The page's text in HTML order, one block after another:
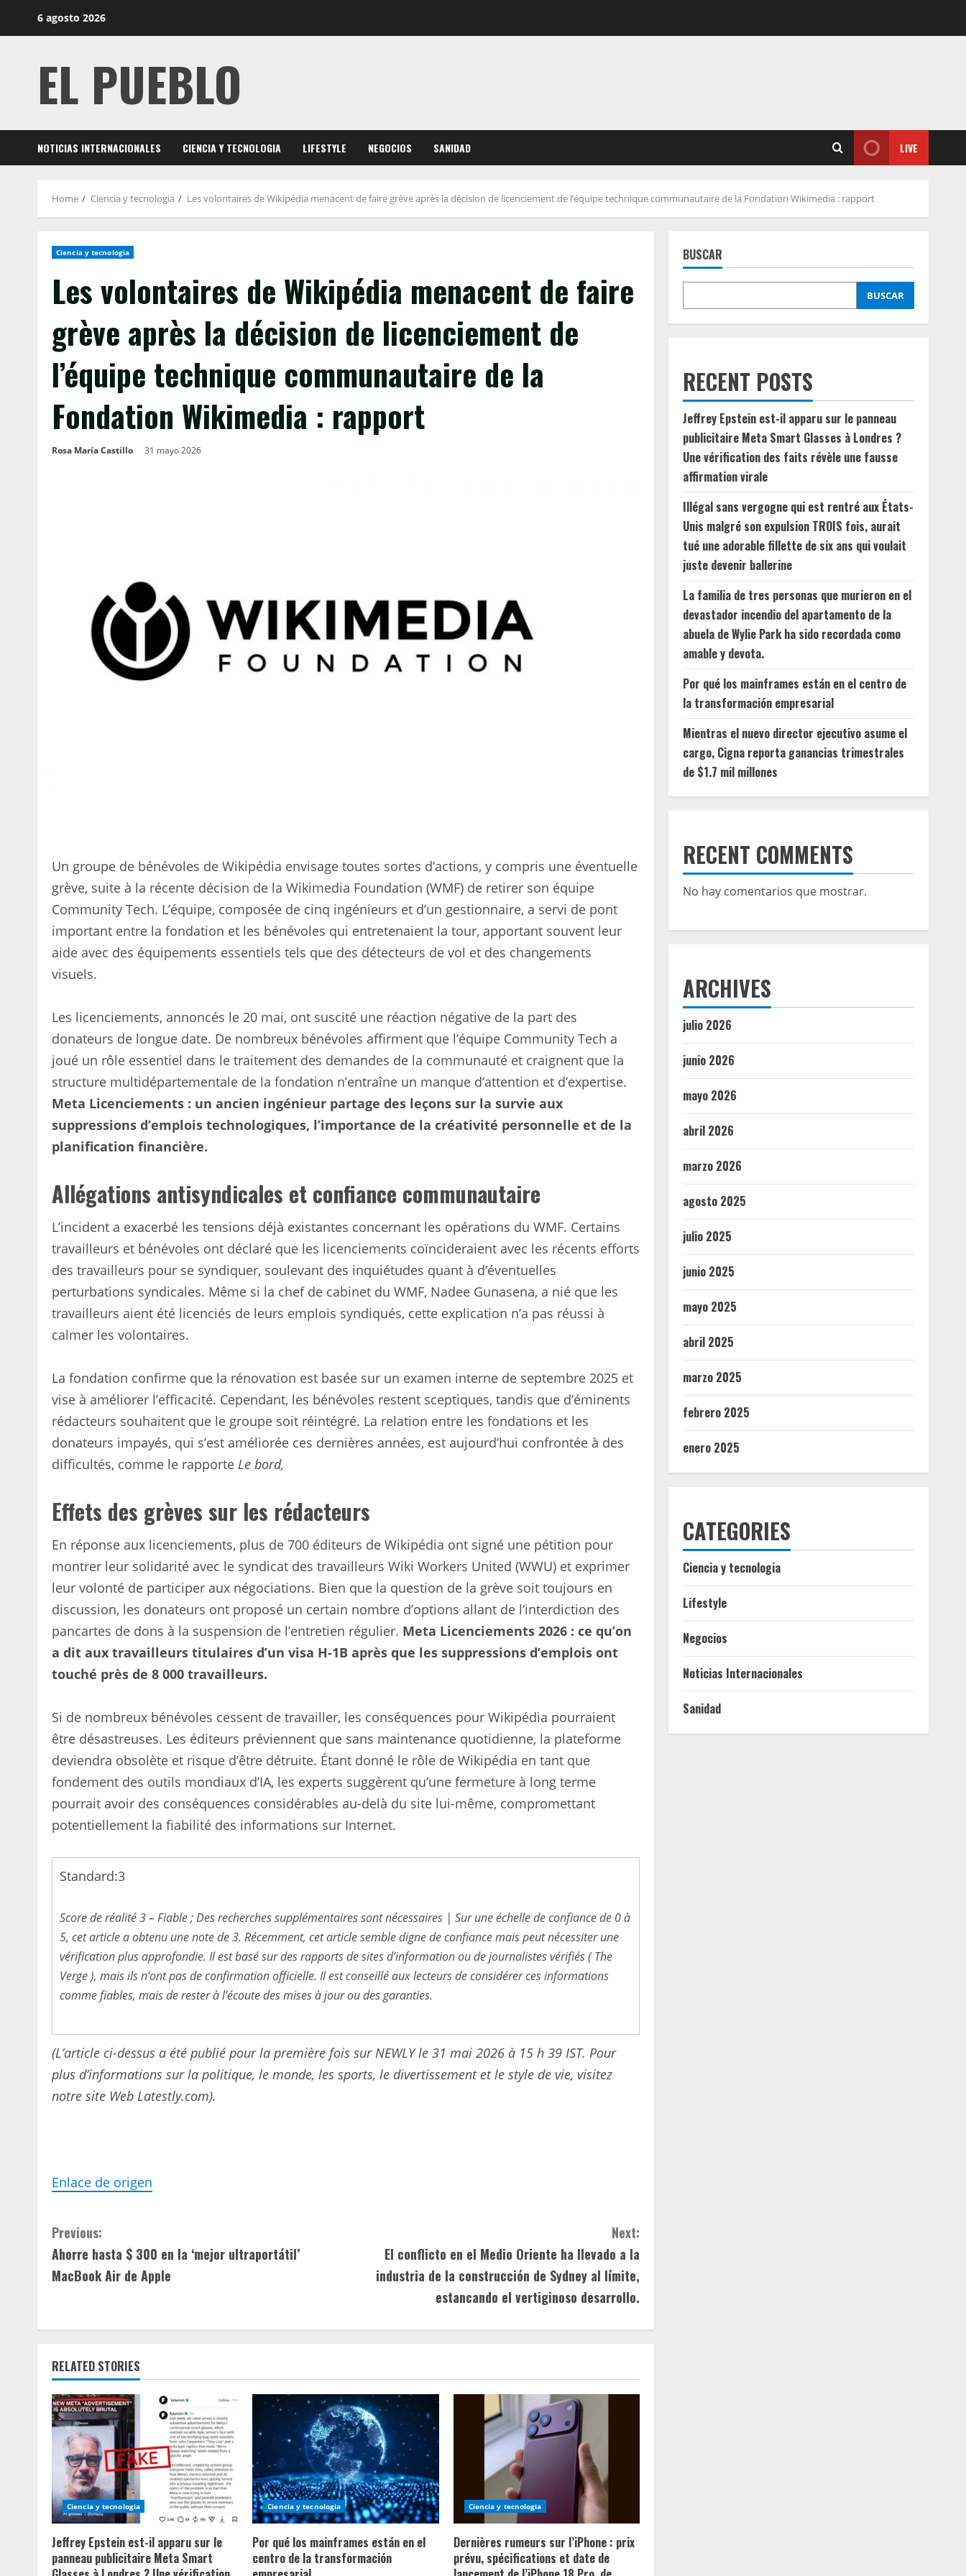
6 agosto 2026
EL PUEBLO
NOTICIAS INTERNACIONALES CIENCIA Y TECNOLOGIA LIFESTYLE NEGOCIOS SANIDAD LIVE
Home Ciencia y tecnologia Les volontaires de Wikipédia menacent de faire grève après la décision de licenciement de l’équipe technique communautaire de la Fondation Wikimedia : rapport
Ciencia y tecnologia
Les volontaires de Wikipédia menacent de faire
grève après la décision de licenciement de
l’équipe technique communautaire de la
Fondation Wikimedia : rapport
Rosa María Castillo 31 mayo 2026
Un groupe de bénévoles de Wikipédia envisage toutes sortes d’actions, y compris une éventuelle
grève, suite à la récente décision de la Wikimedia Foundation (WMF) de retirer son équipe
Community Tech. L’équipe, composée de cinq ingénieurs et d’un gestionnaire, a servi de pont
important entre la fondation et les bénévoles qui entretenaient la tour, apportant souvent leur
aide avec des équipements essentiels tels que des détecteurs de vol et des changements
visuels.
Les licenciements, annoncés le 20 mai, ont suscité une réaction négative de la part des
donateurs de longue date. De nombreux bénévoles affirment que l’équipe Community Tech a
joué un rôle essentiel dans le traitement des demandes de la communauté et craignent que la
structure multidépartementale de la fondation n’entraîne un manque d’attention et d’expertise.
Meta Licenciements : un ancien ingénieur partage des leçons sur la survie aux
suppressions d’emplois technologiques, l’importance de la créativité personnelle et de la
planification financière.
Allégations antisyndicales et confiance communautaire
L’incident a exacerbé les tensions déjà existantes concernant les opérations du WMF. Certains
travailleurs et bénévoles ont déclaré que les licenciements coïncideraient avec les récents efforts
des travailleurs pour se syndiquer, soulevant des inquiétudes quant à d’éventuelles
perturbations syndicales. Même si la chef de cabinet du WMF, Nadee Gunasena, a nié que les
travailleurs aient été licenciés de leurs emplois syndiqués, cette explication n’a pas réussi à
calmer les volontaires.
La fondation confirme que la rénovation est basée sur un examen interne de septembre 2025 et
vise à améliorer l’efficacité. Cependant, les bénévoles restent sceptiques, tandis que d’éminents
rédacteurs souhaitent que le groupe soit réintégré. La relation entre les fondations et les
donateurs impayés, qui s’est améliorée ces dernières années, est aujourd’hui confrontée à des
difficultés, comme le rapporte Le bord,
Effets des grèves sur les rédacteurs
En réponse aux licenciements, plus de 700 éditeurs de Wikipédia ont signé une pétition pour
montrer leur solidarité avec le syndicat des travailleurs Wiki Workers United (WWU) et exprimer
leur volonté de participer aux négociations. Bien que la question de la grève soit toujours en
discussion, les donateurs ont proposé un certain nombre d’options allant de l’interdiction des
pancartes de dons à la suspension de l’entretien régulier. Meta Licenciements 2026 : ce qu’on
a dit aux travailleurs titulaires d’un visa H-1B après que les suppressions d’emplois ont
touché près de 8 000 travailleurs.
Si de nombreux bénévoles cessent de travailler, les conséquences pour Wikipédia pourraient
être désastreuses. Les éditeurs préviennent que sans maintenance quotidienne, la plateforme
deviendra obsolète et risque d’être détruite. Étant donné le rôle de Wikipédia en tant que
fondement des outils mondiaux d’IA, les experts suggèrent qu’une fermeture à long terme
pourrait avoir des conséquences considérables au-delà du site lui-même, compromettant
potentiellement la fiabilité des informations sur Internet.
Standard:3
Score de réalité 3 – Fiable ; Des recherches supplémentaires sont nécessaires | Sur une échelle de confiance de 0 à
5, cet article a obtenu une note de 3. Récemment, cet article semble digne de confiance mais peut nécessiter une
vérification plus approfondie. Il est basé sur des rapports de sites d’information ou de journalistes vérifiés ( The
Verge ), mais ils n’ont pas de confirmation officielle. Il est conseillé aux lecteurs de considérer ces informations
comme fiables, mais de rester à l’écoute des mises à jour ou des garanties.
(L’article ci-dessus a été publié pour la première fois sur NEWLY le 31 mai 2026 à 15 h 39 IST. Pour
plus d’informations sur la politique, le monde, les sports, le divertissement et le style de vie, visitez
notre site Web Latestly.com).
Enlace de origen
C
o
t
i
n
u
R
e
a
d
Previous:
Ahorre hasta $ 300 en la ‘mejor ultraportátil’
MacBook Air de Apple
Next:
El conflicto en el Medio Oriente ha llevado a la
industria de la construcción de Sydney al límite,
estancando el vertiginoso desarrollo.
RELATED STORIES
Ciencia y tecnologia
Jeffrey Epstein est-il apparu sur le
panneau publicitaire Meta Smart
Ciencia y tecnologia
Por qué los mainframes están en el
centro de la transformación
Ciencia y tecnologia
Dernières rumeurs sur l’iPhone : prix
prévu, spécifications et date de
BUSCAR
BUSCAR
RECENT POSTS
Jeffrey Epstein est-il apparu sur le panneau
publicitaire Meta Smart Glasses à Londres ?
Une vérification des faits révèle une fausse
affirmation virale
Illégal sans vergogne qui est rentré aux États-
Unis malgré son expulsion TROIS fois, aurait
tué une adorable fillette de six ans qui voulait
juste devenir ballerine
La familia de tres personas que murieron en el
devastador incendio del apartamento de la
abuela de Wylie Park ha sido recordada como
amable y devota.
Por qué los mainframes están en el centro de
la transformación empresarial
Mientras el nuevo director ejecutivo asume el
cargo, Cigna reporta ganancias trimestrales
de $1.7 mil millones
RECENT COMMENTS
No hay comentarios que mostrar.
ARCHIVES
julio 2026
junio 2026
mayo 2026
abril 2026
marzo 2026
agosto 2025
julio 2025
junio 2025
mayo 2025
abril 2025
marzo 2025
febrero 2025
enero 2025
CATEGORIES
Ciencia y tecnologia
Lifestyle
Negocios
Noticias Internacionales
Sanidad